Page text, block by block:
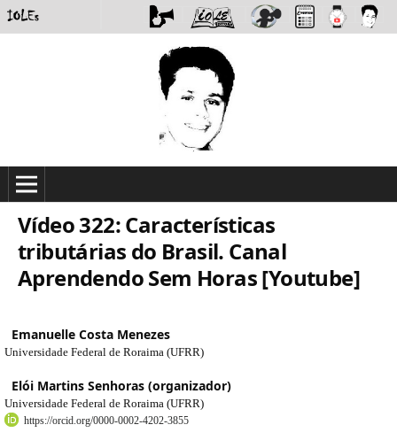
Vídeo 322: Características
tributárias do Brasil. Canal
Aprendendo Sem Horas [Youtube]
Emanuelle Costa Menezes
Universidade Federal de Roraima (UFRR)
Elói Martins Senhoras (organizador)
Universidade Federal de Roraima (UFRR)
https://orcid.org/0000-0002-4202-3855